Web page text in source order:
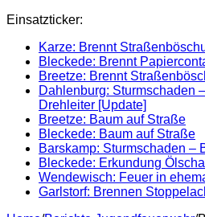
Einsatzticker:
Karze: Brennt
Bleckede: Brennt
Breetze: Brennt
Dahlenburg: Sturmschaden
Drehleiter [Update]
Breetze: Baum auf Straße
Bleckede: Baum auf Straße
Barskamp: Sturmschaden –
Bleckede: Erkundung
Wendewisch: Feuer in
Garlstorf: Brennen